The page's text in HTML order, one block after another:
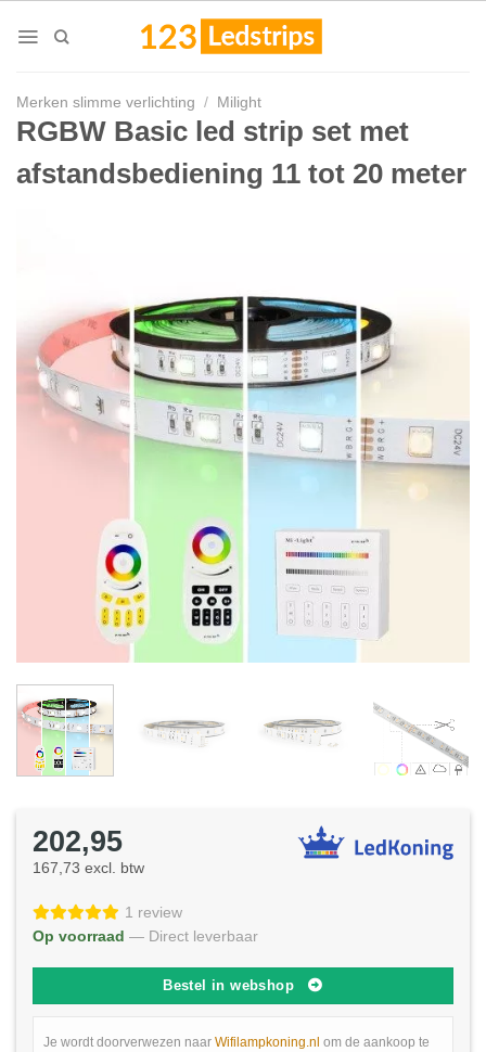
Merken slimme verlichting / Milight
RGBW Basic led strip set met
afstandsbediening 11 tot 20 meter
202,95
167,73 excl. btw
1 review
Op voorraad — Direct leverbaar
Bestel in webshop
Je wordt doorverwezen naar Wifilampkoning.nl om de aankoop te